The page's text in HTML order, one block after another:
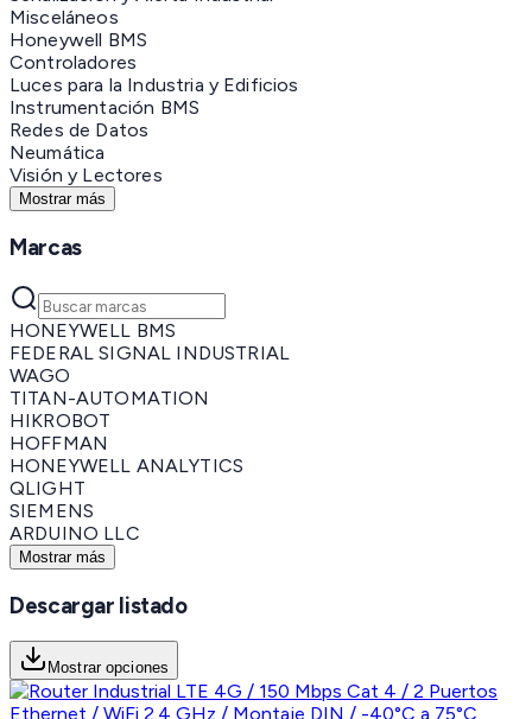
Misceláneos
Honeywell BMS
Controladores
Luces para la Industria y Edificios
Instrumentación BMS
Redes de Datos
Neumática
Visión y Lectores
Mostrar más
Marcas
HONEYWELL BMS
FEDERAL SIGNAL INDUSTRIAL
WAGO
TITAN-AUTOMATION
HIKROBOT
HOFFMAN
HONEYWELL ANALYTICS
QLIGHT
SIEMENS
ARDUINO LLC
Mostrar más
Descargar listado
Mostrar opciones